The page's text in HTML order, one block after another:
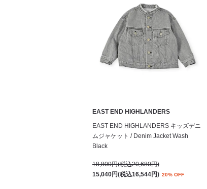
EAST END HIGHLANDERS
EAST END HIGHLANDERS キッズデニ
ムジャケット / Denim Jacket Wash
Black
18,800円(税込20,680円)
15,040円(税込16,544円) 20% OFF